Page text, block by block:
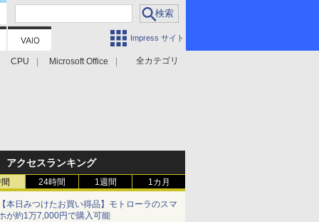
Impress サイト
全カテゴリ
CPU Microsoft Office
アクセスランキング
24時間 1週間 1カ月
本日みつけたお買い得品】モトローラのスマ
が約1万7,000円で購入可能